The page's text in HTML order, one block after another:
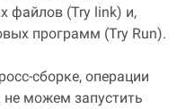
файлов (Try link) и,
программ (Try Run).
операции
можем запустить